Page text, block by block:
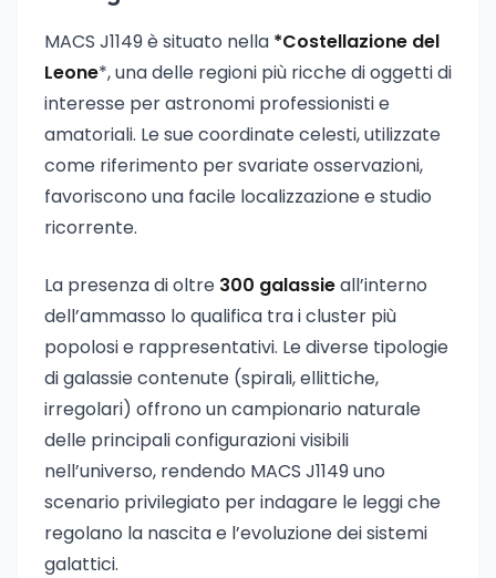
MACS J1149 è situato nella *Costellazione del
Leone*, una delle regioni più ricche di oggetti di
interesse per astronomi professionisti e
amatoriali. Le sue coordinate celesti, utilizzate
come riferimento per svariate osservazioni,
favoriscono una facile localizzazione e studio
ricorrente.
La presenza di oltre 300 galassieall’interno
dell’ammasso lo qualifica tra i cluster più
popolosi e rappresentativi. Le diverse tipologie
di galassie contenute (spirali, ellittiche,
irregolari) offrono un campionario naturale
delle principali configurazioni visibili
nell’universo, rendendo MACS J1149 uno
scenario privilegiato per indagare le leggi che
regolano la nascita e l’evoluzione dei sistemi
galattici.